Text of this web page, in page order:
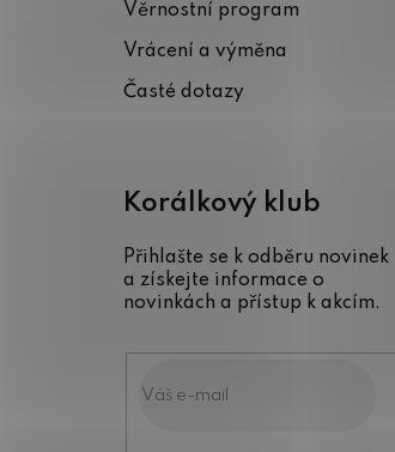
Věrnostní program
Vrácení a výměna
Časté dotazy
Korálkový klub
Přihlašte se k odběru novinek
a získejte informace o
novinkách a přístup k akcím.